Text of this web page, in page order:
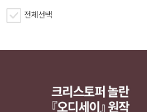
전체선택